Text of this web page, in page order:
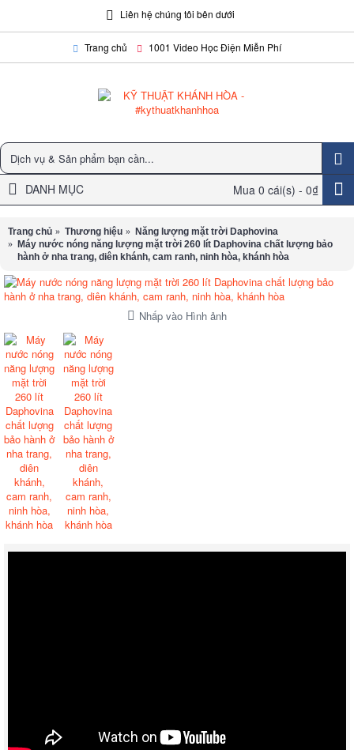
Liên hệ chúng tôi bên dưới
Trang chủ 1001 Video Học Điện Miễn Phí
Mua 0 cái(s) - 0₫
DANH MỤC
Trang chủ Thương hiệu
Năng lượng mặt trời Daphovina
Máy nước nóng năng lượng mặt trời 260 lít Daphovina chất lượng bảo
hành ở nha trang, diên khánh, cam ranh, ninh hòa, khánh hòa
Nhấp vào Hình ảnh